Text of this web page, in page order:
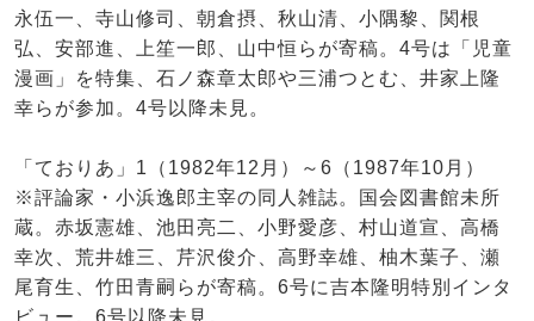
永伍一、寺山修司、朝倉摂、秋山清、小隅黎、関根
弘、安部進、上笙一郎、山中恒らが寄稿。4号は「児童
漫画」を特集、石ノ森章太郎や三浦つとむ、井家上隆
幸らが参加。4号以降未見。
「ておりあ」1（1982年12月）～6（1987年10月）
※評論家・小浜逸郎主宰の同人雑誌。国会図書館未所
蔵。赤坂憲雄、池田亮二、小野愛彦、村山道宣、高橋
幸次、荒井雄三、芹沢俊介、高野幸雄、柚木葉子、瀬
尾育生、竹田青嗣らが寄稿。6号に吉本隆明特別インタ
ビュー。6号以降未見。